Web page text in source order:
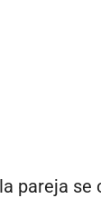
pareja se